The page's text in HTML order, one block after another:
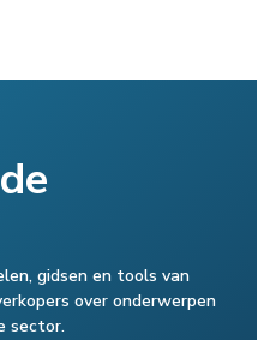
gidsen en tools van
over onderwerpen
sector.